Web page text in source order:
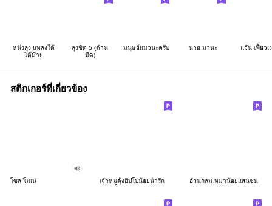
หนังลุง แหลงใต้
ได้ม้าย
ลุงชิต 5 (ด้าน
มืด)
มนุษย์แมวนะครับ นาย มานะ แว๊น เฟี้ยวเ
สติกเกอร์ที่เกี่ยวข้อง
โซล โมเน่ เจ้าหมูดุ้งฮิปโปน้อยน่ารัก อ้วนกลม หมาน้อยแสนซน